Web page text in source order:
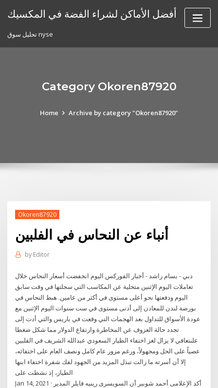
أفضل الأماكن لشراء الفضة في المكسيك
تحليل سوق nyse
Category Okoren87920
Home Archive by category "Okoren87920"
Okoren87920
أنباء عن النحاس في الفلبين
by Editor
دبي - بسام راشد - أخبار الفوركس اليوم انخفضت أسعار النحاس خلال
تعاملات اليوم الإثنين متخلية عن المكاسب التي سجلتها في وقت سابق
اليوم ودفعتها نحو أعلى مستوى في أكثر من عامين. هبط النحاس في
بورصة لندن للمعادن إلى أدنى مستوى في ست سنوات اليوم الإثنين مع
عودة الأسواق للتداول بعد الهجمات التي وقعت في باريس والتي أدت إلى
تجدد حالة العزوف عن المخاطرة وارتفاع الدولار مما شكل ضغطا
علىتعافي لا يزال لغز اختفاء الطيار السعودي عبدالله الشريف في الفلبين
عصياً على الحل ومجهولاً، ورغم مرور عام كامل ونصف العام على اختفائه،
إلا أن أسرته ما زالت تبذل المزيد من الجهود لفك شفرة اختفاء ابنها
الطيار، إذ نشطت على
Jan 14, 2021 · أكد الإعلامى أحمد شوبير أن السويسرى رينيه فايلر المدير